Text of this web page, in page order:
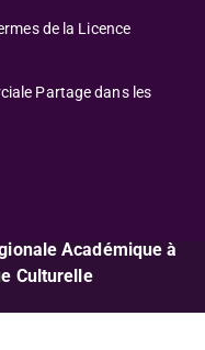
de la Licence
Partage dans les
Académique à
Culturelle